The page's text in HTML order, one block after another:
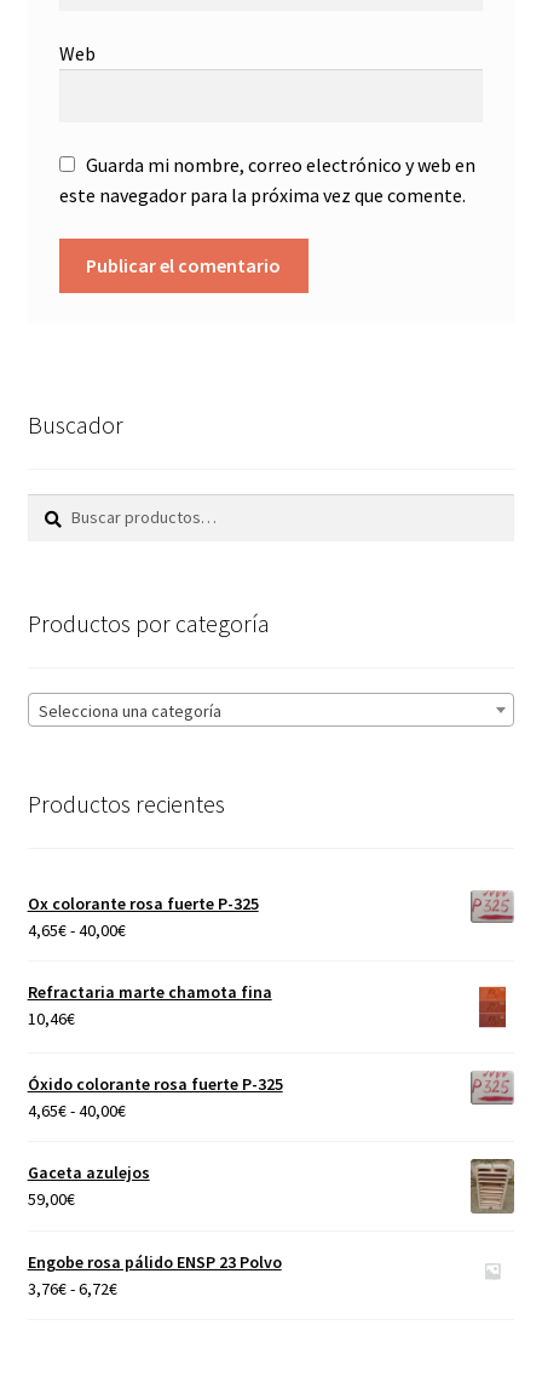
Web
Guarda mi nombre, correo electrónico y web en
este navegador para la próxima vez que comente.
Buscador
Buscar
Buscar
Productos por categoría
Selecciona una categoría
Productos recientes
Ox colorante rosa fuerte P-325
4,65€-40,00€Rango
precios:
40,00€
Refractaria marte chamota fina
10,46€
Óxido colorante rosa fuerte P-325
4,65€-40,00€Rango
precios:
desde
40,00€
Gaceta azulejos
59,00€
Engobe rosa pálido ENSP 23 Polvo
3,76€-6,72€Rango